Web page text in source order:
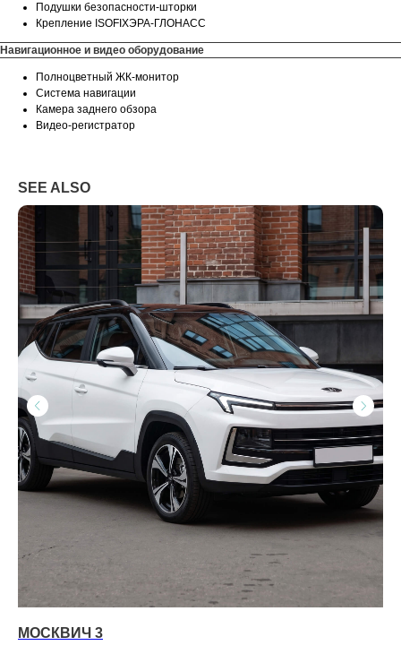
Подушки безопасности-шторки
Крепление ISOFIXЭРА-ГЛОНАСС
Навигационное и видео оборудование
Полноцветный ЖК-монитор
Система навигации
Камера заднего обзора
Видео-регистратор
SEE ALSO
МОСКВИЧ 3